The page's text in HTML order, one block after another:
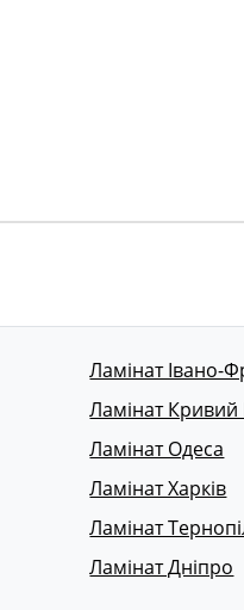
Ламінат Івано-
Ламінат Кривий
Ламінат Одеса
Ламінат Харків
Ламінат
Ламінат Дніпро